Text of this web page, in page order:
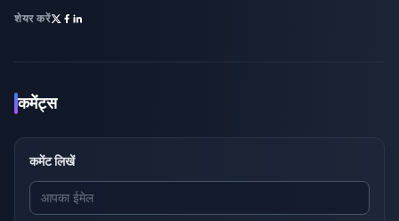
शेयर करें
कमेंट्स
कमेंट लिखें